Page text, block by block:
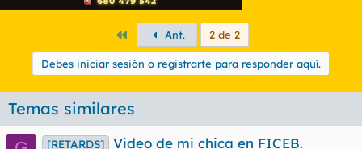
PrimeroAnt. 2 de 2
Debes iniciar sesión o registrarte para responder aquí.
Temas similares
[RETARDS] Video de mi chica en FICEB.